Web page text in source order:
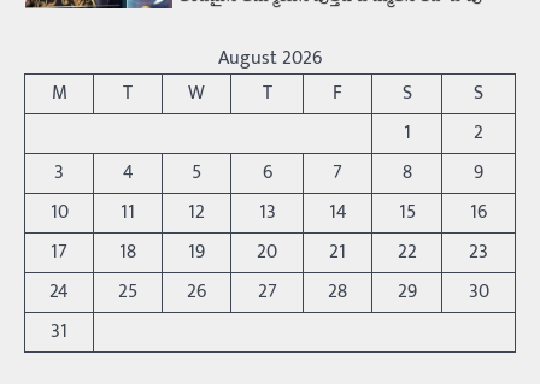
ఉత్తర ప్రదేశ్‌లోని ఝాన్సీ జిల్లాలో ఒక వింతైన రోడ్డు
ప్రమాదం చోటుచేసుకుంది. ఝాన్సీ–కాన్పూర్ జాతీయ
రహదారిపై వేల సంఖ్యలో బీరు…
1
Trending
అక్కడ ఆదివారం బట్టలు ఉతికితే…జైలుకే
Balachander 13/06/2026
ఆదివారం వచ్చిందంటే చాలు సామాన్యుడి నుండి
సాఫ్ట్‌వేర్ ఉద్యోగి వరకు అందరికీ గుర్తొచ్చే మొదటి పని
‘బట్టలు ఉతకడం’. వారం…
Trending
August 2026
M
T W T F S
S
1
2
3
4 5 6 7 8
9
10
11 12 13 14 15
16
17
18 19 20 21 22
23
24
25 26 27 28 29
30
31